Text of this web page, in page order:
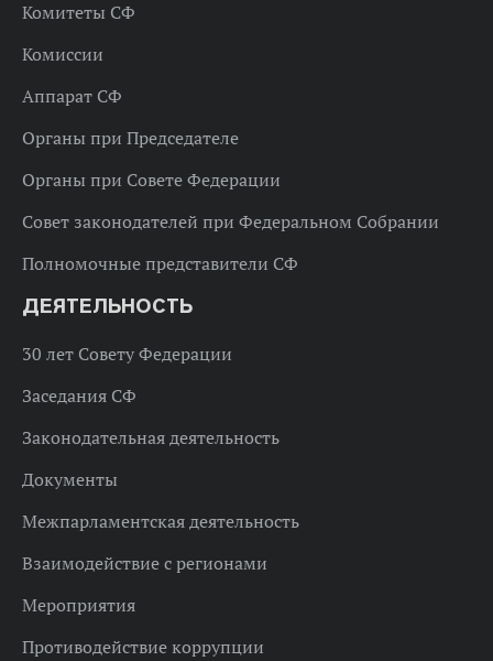
Комитеты СФ
Комиссии
Аппарат СФ
Органы при Председателе
Органы при Совете Федерации
Совет законодателей при Федеральном Собрании
Полномочные представители СФ
ДЕЯТЕЛЬНОСТЬ
30 лет Совету Федерации
Заседания СФ
Законодательная деятельность
Документы
Межпарламентская деятельность
Взаимодействие с регионами
Мероприятия
Противодействие коррупции